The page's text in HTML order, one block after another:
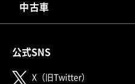
中古車
公式SNS
X（旧Twitter） （別ウィ